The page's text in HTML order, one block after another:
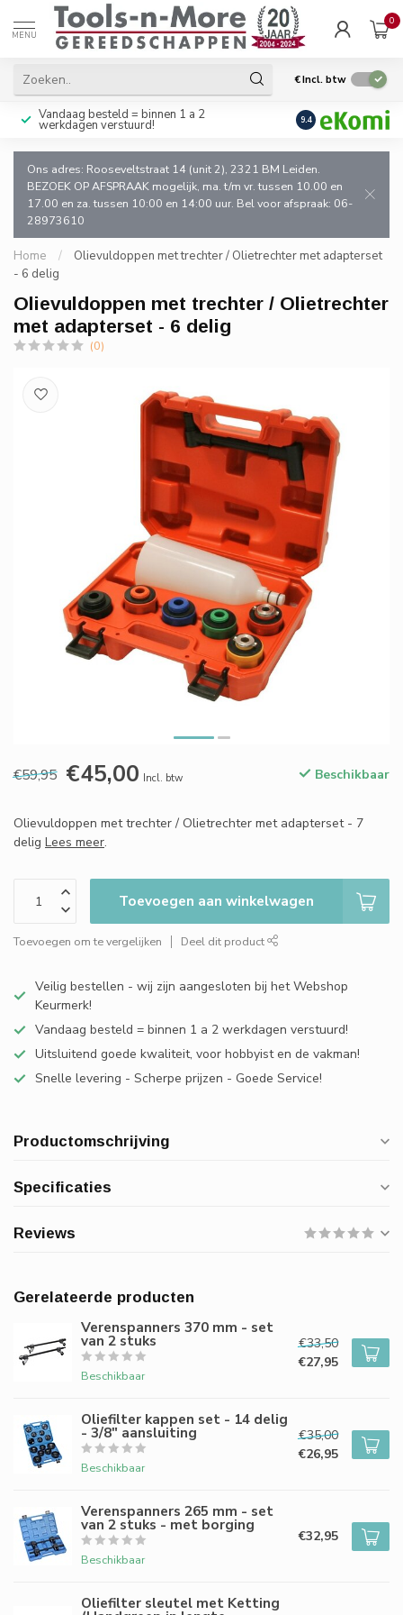
MENU
0
€Incl. btw
Vandaag besteld = binnen 1 a 2
werkdagen verstuurd!
Uitsluitend goede
en de vakman!
9.4
Ons adres: Rooseveltstraat 14 (unit 2), 2321 BM Leiden.
BEZOEK OP AFSPRAAK mogelijk, ma. t/m vr. tussen 10.00 en
17.00 en za. tussen 10:00 en 14:00 uur. Bel voor afspraak: 06-
28973610
Home /
Olievuldoppen met trechter / Olietrechter met adapterset
- 6 delig
Olievuldoppen met trechter / Olietrechter
met adapterset - 6 delig
(0)
€59,95 €45,00 Incl. btw Beschikbaar
Olievuldoppen met trechter / Olietrechter met adapterset - 7
delig Lees meer.
Toevoegen aan winkelwagen
Toevoegen om te vergelijken Deel dit product
Veilig bestellen - wij zijn aangesloten bij het Webshop
Keurmerk!
Vandaag besteld = binnen 1 a 2 werkdagen verstuurd!
Uitsluitend goede kwaliteit, voor hobbyist en de vakman!
Snelle levering - Scherpe prijzen - Goede Service!
Productomschrijving
Specificaties
Reviews
Gerelateerde producten
Verenspanners 370 mm - set
van 2 stuks
Beschikbaar
€33,50
€27,95
Oliefilter kappen set - 14 delig
- 3/8" aansluiting
Beschikbaar
€35,00
€26,95
Verenspanners 265 mm - set
van 2 stuks - met borging
Beschikbaar
€32,95
Oliefilter sleutel met Ketting